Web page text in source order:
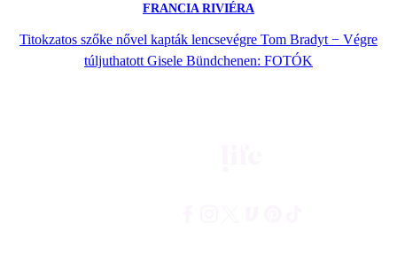
FRANCIA RIVIÉRA
Titokzatos szőke nővel kapták lencsevégre Tom Bradyt − Végre
túljuthatott Gisele Bündchenen: FOTÓK